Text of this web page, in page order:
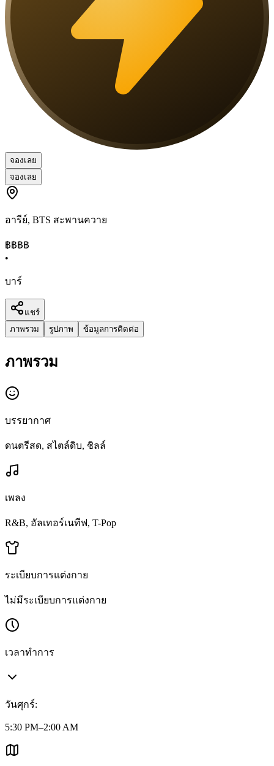
จองเลย
จองเลย
อารีย์, BTS สะพานควาย
฿฿฿฿
•
บาร์
แชร์
ภาพรวม
รูปภาพ ข้อมูลการติดต่อ
ภาพรวม
บรรยากาศ
ดนตรีสด, สไตล์ดิบ, ชิลล์
เพลง
R&B, อัลเทอร์เนทีฟ, T-Pop
ระเบียบการแต่งกาย
ไม่มีระเบียบการแต่งกาย
เวลาทำการ
วันศุกร์:
5:30 PM–2:00 AM